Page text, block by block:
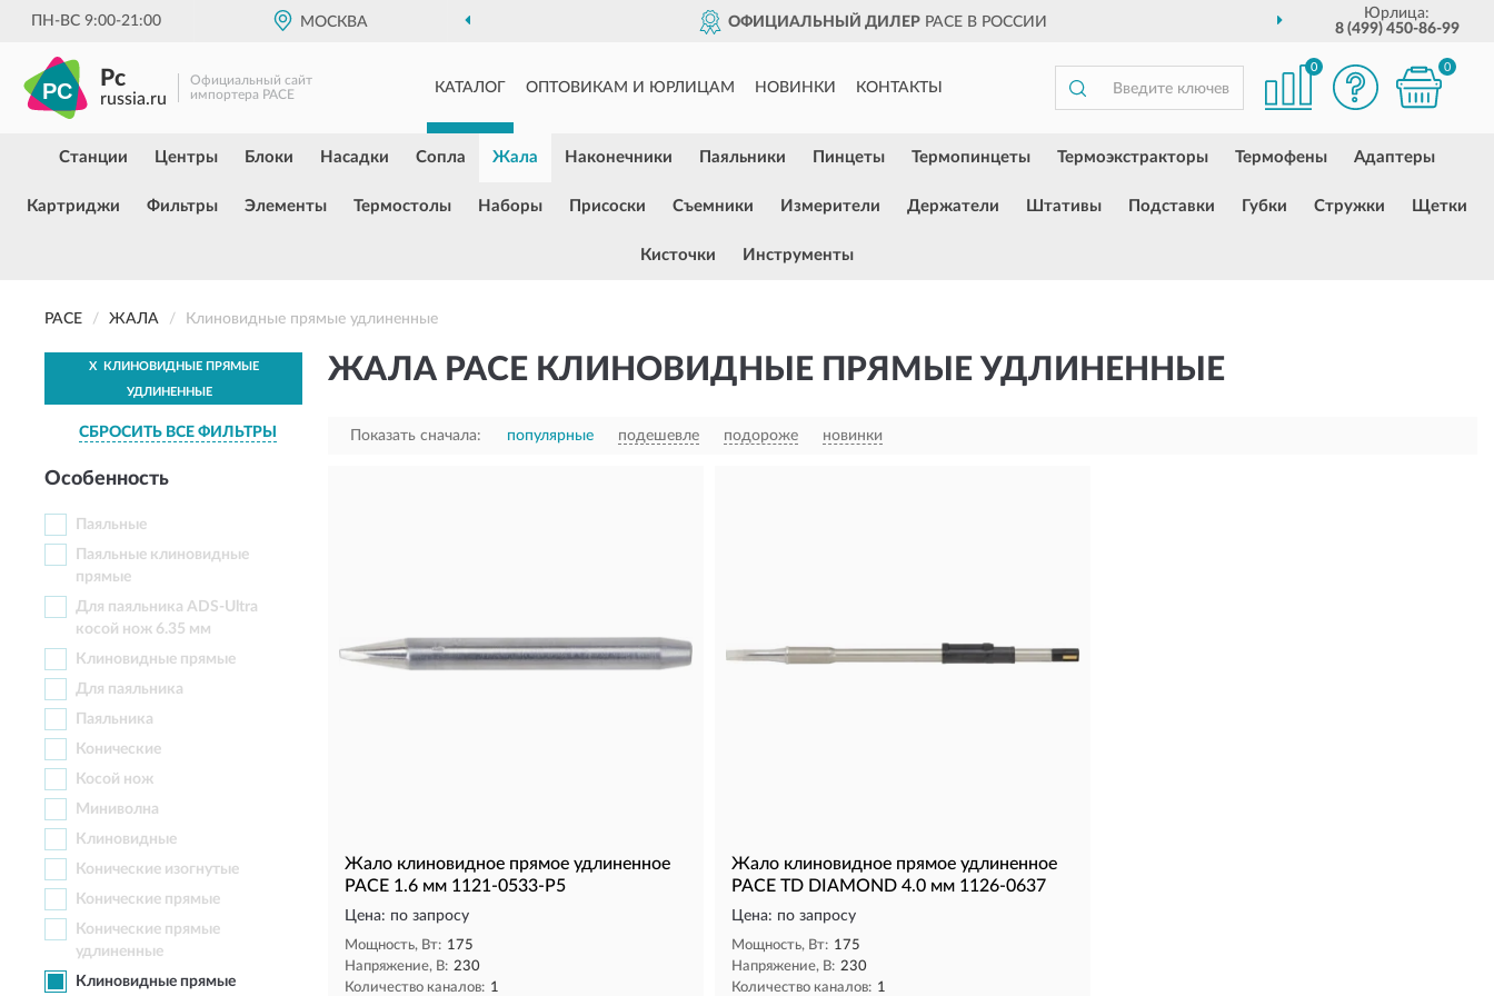
ПН-ВС 9:00-21:00 МОСКВА ОФИЦИАЛЬНЫЙ ДИЛЕР PACE В РОССИИ
Юрлица:
8 (499) 450-86-99
Pc
russia.ru
Официальный сайт
импортера PACE
КАТАЛОГ ОПТОВИКАМ И ЮРЛИЦАМ НОВИНКИ КОНТАКТЫ
0 0
Станции Центры Блоки Насадки Сопла Жала Наконечники Паяльники Пинцеты Термопинцеты Термоэкстракторы Термофены Адаптеры
Картриджи Фильтры Элементы Термостолы Наборы Присоски Съемники Измерители Держатели Штативы Подставки Губки Стружки Щетки
Кисточки Инструменты
PACE ЖАЛА Клиновидные прямые удлиненные
X КЛИНОВИДНЫЕ ПРЯМЫЕ
УДЛИНЕННЫЕ
СБРОСИТЬ ВСЕ ФИЛЬТРЫ
Особенность
Паяльные
Паяльные клиновидные
прямые
Для паяльника ADS-Ultra
косой нож 6.35 мм
Клиновидные прямые
Для паяльника
Паяльника
Конические
Косой нож
Миниволна
Клиновидные
Конические изогнутые
Конические прямые
Конические прямые
удлиненные
Клиновидные прямые
ЖАЛА PACE КЛИНОВИДНЫЕ ПРЯМЫЕ УДЛИНЕННЫЕ
Показать сначала: популярные подешевле подороже новинки
Жало клиновидное прямое удлиненное
PACE 1.6 мм 1121-0533-P5
Цена: по запросу
Мощность, Вт: 175
Напряжение, В: 230
Количество каналов: 1
Жало клиновидное прямое удлиненное
PACE TD DIAMOND 4.0 мм 1126-0637
Цена: по запросу
Мощность, Вт: 175
Напряжение, В: 230
Количество каналов: 1